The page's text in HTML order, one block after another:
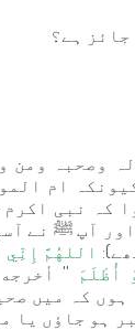
ہے؟
وصحبہ ومن
ام
کہ نبی
آپ ﷺ نے
اللهُمَّ إِنِّي
أُظْلَمَ
''
کہ میں
ہو جاؤں یا